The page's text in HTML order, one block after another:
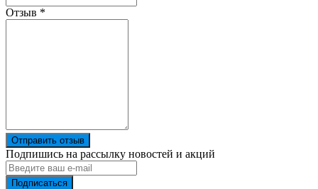
Отзыв *
Отправить отзыв
Подпишись на рассылку новостей и акций